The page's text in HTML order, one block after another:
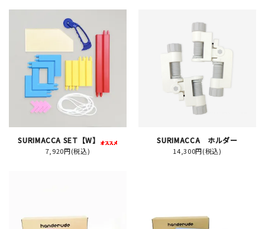
シルクスクリーン
無地素材
はんこ
雑貨
JAMグッズ
SURIMACCA SET【W】
7,920円(税込)
SURIMACCA ホルダー
14,300円(税込)